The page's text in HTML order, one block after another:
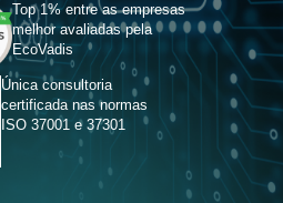
Top 1% entre as empresas
melhor avaliadas pela
EcoVadis
Única consultoria
certificada nas normas
ISO 37001 e 37301